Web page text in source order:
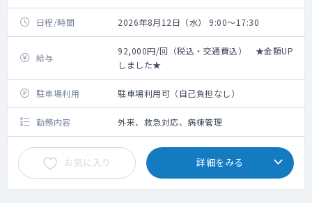
日程/時間 2026年8月12日（水） 9:00～17:30
給与
92,000円/回（税込・交通費込） ★金額UP
しました★
駐車場利用 駐車場利用可（自己負担なし）
勤務内容 外来、救急対応、病棟管理
お気に入り 詳細をみる